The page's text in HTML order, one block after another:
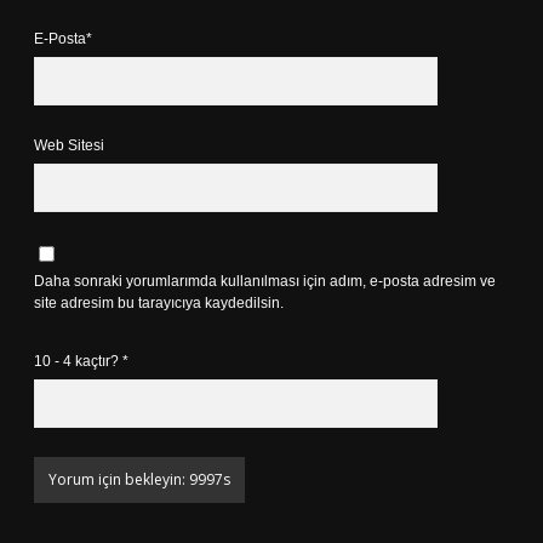
E-Posta*
Web Sitesi
Daha sonraki yorumlarımda kullanılması için adım, e-posta adresim ve
site adresim bu tarayıcıya kaydedilsin.
10 - 4 kaçtır? *